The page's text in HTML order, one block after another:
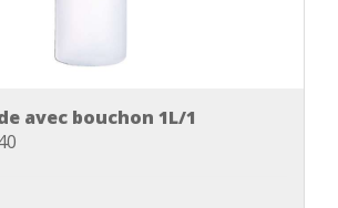
avec bouchon 1L/1